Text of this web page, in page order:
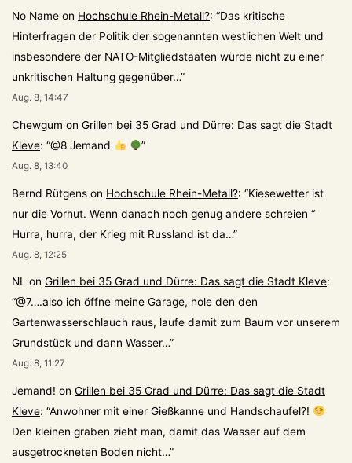
No Name on Hochschule Rhein-Metall?: “Das kritische
Hinterfragen der Politik der sogenannten westlichen Welt und
insbesondere der NATO-Mitgliedstaaten würde nicht zu einer
unkritischen Haltung gegenüber…”
Aug. 8, 14:47
Chewgum on Grillen bei 35 Grad und Dürre: Das sagt die Stadt
Kleve: “@8 Jemand ”
Aug. 8, 13:40
Bernd Rütgens on Hochschule Rhein-Metall?: “Kiesewetter ist
nur die Vorhut. Wenn danach noch genug andere schreien “
Hurra, hurra, der Krieg mit Russland ist da…”
Aug. 8, 12:25
NL on Grillen bei 35 Grad und Dürre: Das sagt die Stadt Kleve:
“@7….also ich öffne meine Garage, hole den den
Gartenwasserschlauch raus, laufe damit zum Baum vor unserem
Grundstück und dann Wasser…”
Aug. 8, 11:27
Jemand! on Grillen bei 35 Grad und Dürre: Das sagt die Stadt
Kleve: “Anwohner mit einer Gießkanne und Handschaufel?!
Den kleinen graben zieht man, damit das Wasser auf dem
ausgetrockneten Boden nicht…”